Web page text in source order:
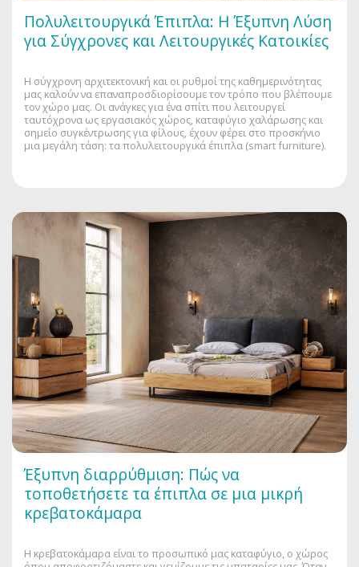
Πολυλειτουργικά Έπιπλα: Η Έξυπνη Λύση
για Σύγχρονες και Λειτουργικές Κατοικίες
Η σύγχρονη αρχιτεκτονική και οι ρυθμοί της καθημερινότητας
μας καλούν να επαναπροσδιορίσουμε τον τρόπο που βλέπουμε
τον χώρο μας. Οι ανάγκες για ένα σπίτι που λειτουργεί
ταυτόχρονα ως εργασιακός χώρος, καταφύγιο χαλάρωσης και
σημείο συγκέντρωσης για φίλους, έχουν φέρει στο προσκήνιο
μια μεγάλη τάση: τα πολυλειτουργικά έπιπλα (smart furniture).
Έξυπνη διαρρύθμιση: Πώς να
τοποθετήσετε τα έπιπλα σε μια μικρή
κρεβατοκάμαρα
Η κρεβατοκάμαρα είναι το προσωπικό μας καταφύγιο, ο χώρος